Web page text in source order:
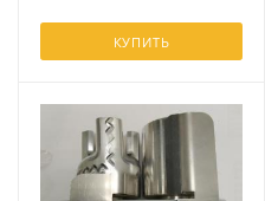
КУПИТЬ